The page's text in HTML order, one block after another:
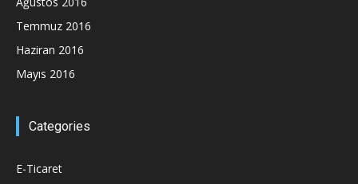
Temmuz 2016
Haziran 2016
Mayıs 2016
Categories
E-Ticaret